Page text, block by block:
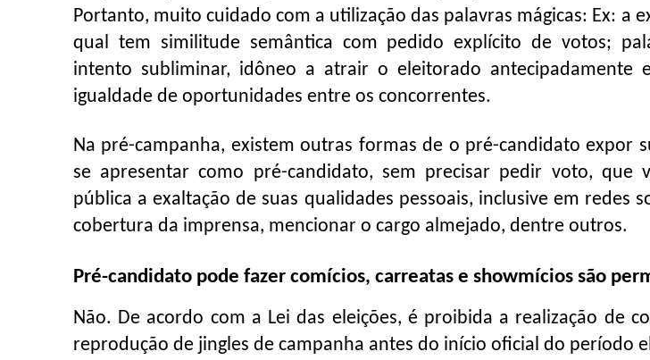
Portanto, muito cuidado com a utilização das palavras mágicas: Ex: a
qual tem similitude semântica com pedido explícito de votos;
intento subliminar, idôneo a atrair o eleitorado antecipadamente
igualdade de oportunidades entre os concorrentes.
Na pré-campanha, existem outras formas de o pré-candidato expor
se apresentar como pré-candidato, sem precisar pedir voto, que
pública a exaltação de suas qualidades pessoais, inclusive em redes
cobertura da imprensa, mencionar o cargo almejado, dentre outros.
Pré-candidato pode fazer comícios, carreatas e showmícios são
Não. De acordo com a Lei das eleições, é proibida a realização de
reprodução de jingles de campanha antes do início oficial do período